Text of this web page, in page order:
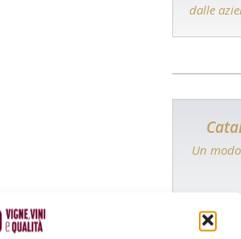
dalle
Un